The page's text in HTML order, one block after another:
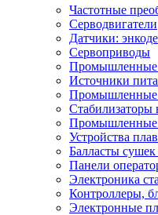
Частотные
Серводвигатели
Датчики:
Сервоприводы
Источники
Промышленные
Стабилизаторы
Промышленные
Устройства
Балласты
Панели
Электроника
Контроллеры,
Электронные